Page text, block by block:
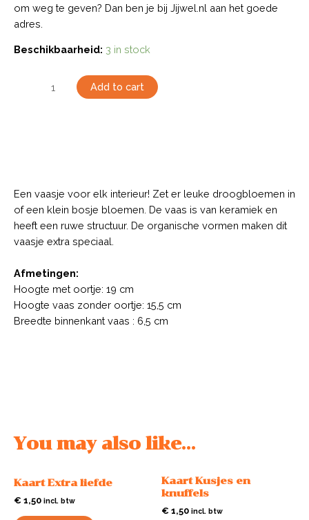
om weg te geven? Dan ben je bij Jijwel.nl aan het goede
adres.
Beschikbaarheid: 3 in stock
Add to cart
Een vaasje voor elk interieur! Zet er leuke droogbloemen in
of een klein bosje bloemen. De vaas is van keramiek en
heeft een ruwe structuur. De organische vormen maken dit
vaasje extra speciaal.
Afmetingen:
Hoogte met oortje: 19 cm
Hoogte vaas zonder oortje: 15,5 cm
Breedte binnenkant vaas : 6,5 cm
You may also like…
Kaart Extra liefde
€ 1,50 incl. btw
Kaart Kusjes en
knuffels
€ 1,50 incl. btw